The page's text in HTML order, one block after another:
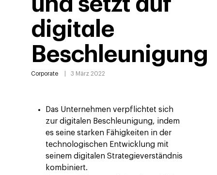
digitale
Beschleunigung
Corporate 3 März 2022
Das Unternehmen verpflichtet sich
zur digitalen Beschleunigung, indem
es seine starken Fähigkeiten in der
technologischen Entwicklung mit
seinem digitalen Strategieverständnis
kombiniert.